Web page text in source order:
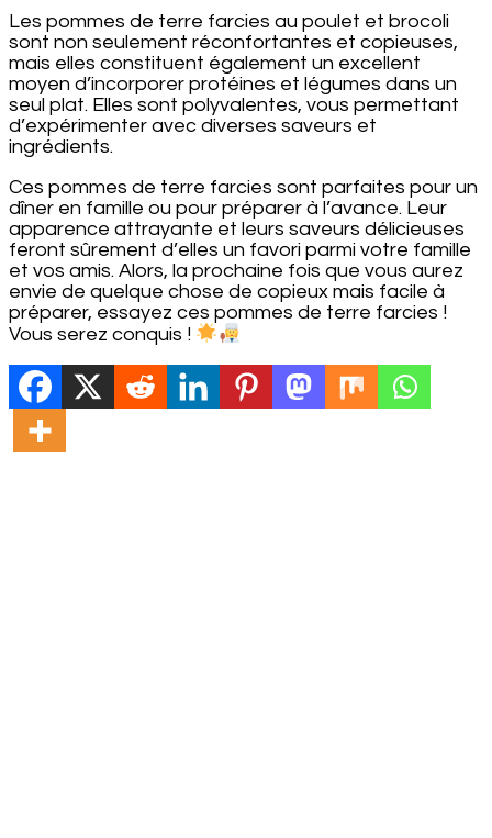
Les pommes de terre farcies au poulet et brocoli
sont non seulement réconfortantes et copieuses,
mais elles constituent également un excellent
moyen d’incorporer protéines et légumes dans un
seul plat. Elles sont polyvalentes, vous permettant
d’expérimenter avec diverses saveurs et
ingrédients.
Ces pommes de terre farcies sont parfaites pour un
dîner en famille ou pour préparer à l’avance. Leur
apparence attrayante et leurs saveurs délicieuses
feront sûrement d’elles un favori parmi votre famille
et vos amis. Alors, la prochaine fois que vous aurez
envie de quelque chose de copieux mais facile à
préparer, essayez ces pommes de terre farcies !
Vous serez conquis !